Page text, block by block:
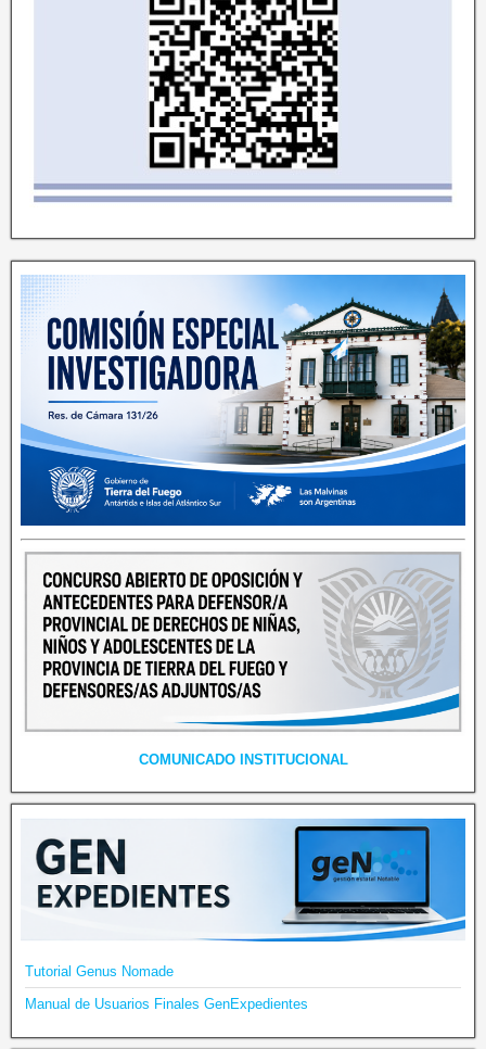
COMUNICADO INSTITUCIONAL
Tutorial Genus Nomade
Manual de Usuarios Finales GenExpedientes